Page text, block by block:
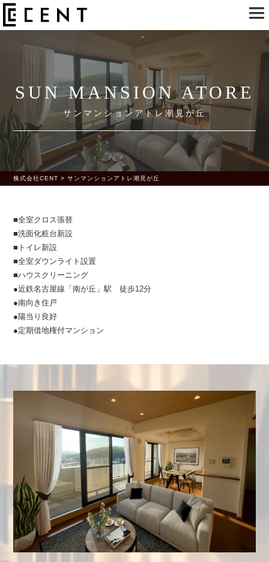
SUN MANSION ATORE
サンマンションアトレ潮見が丘
株式会社CENT >サンマンションアトレ潮見が丘
■全室クロス張替
■洗面化粧台新設
■トイレ新設
■全室ダウンライト設置
■ハウスクリーニング
●近鉄名古屋線「南が丘」駅 徒歩12分
●南向き住戸
●陽当り良好
●定期借地権付マンション